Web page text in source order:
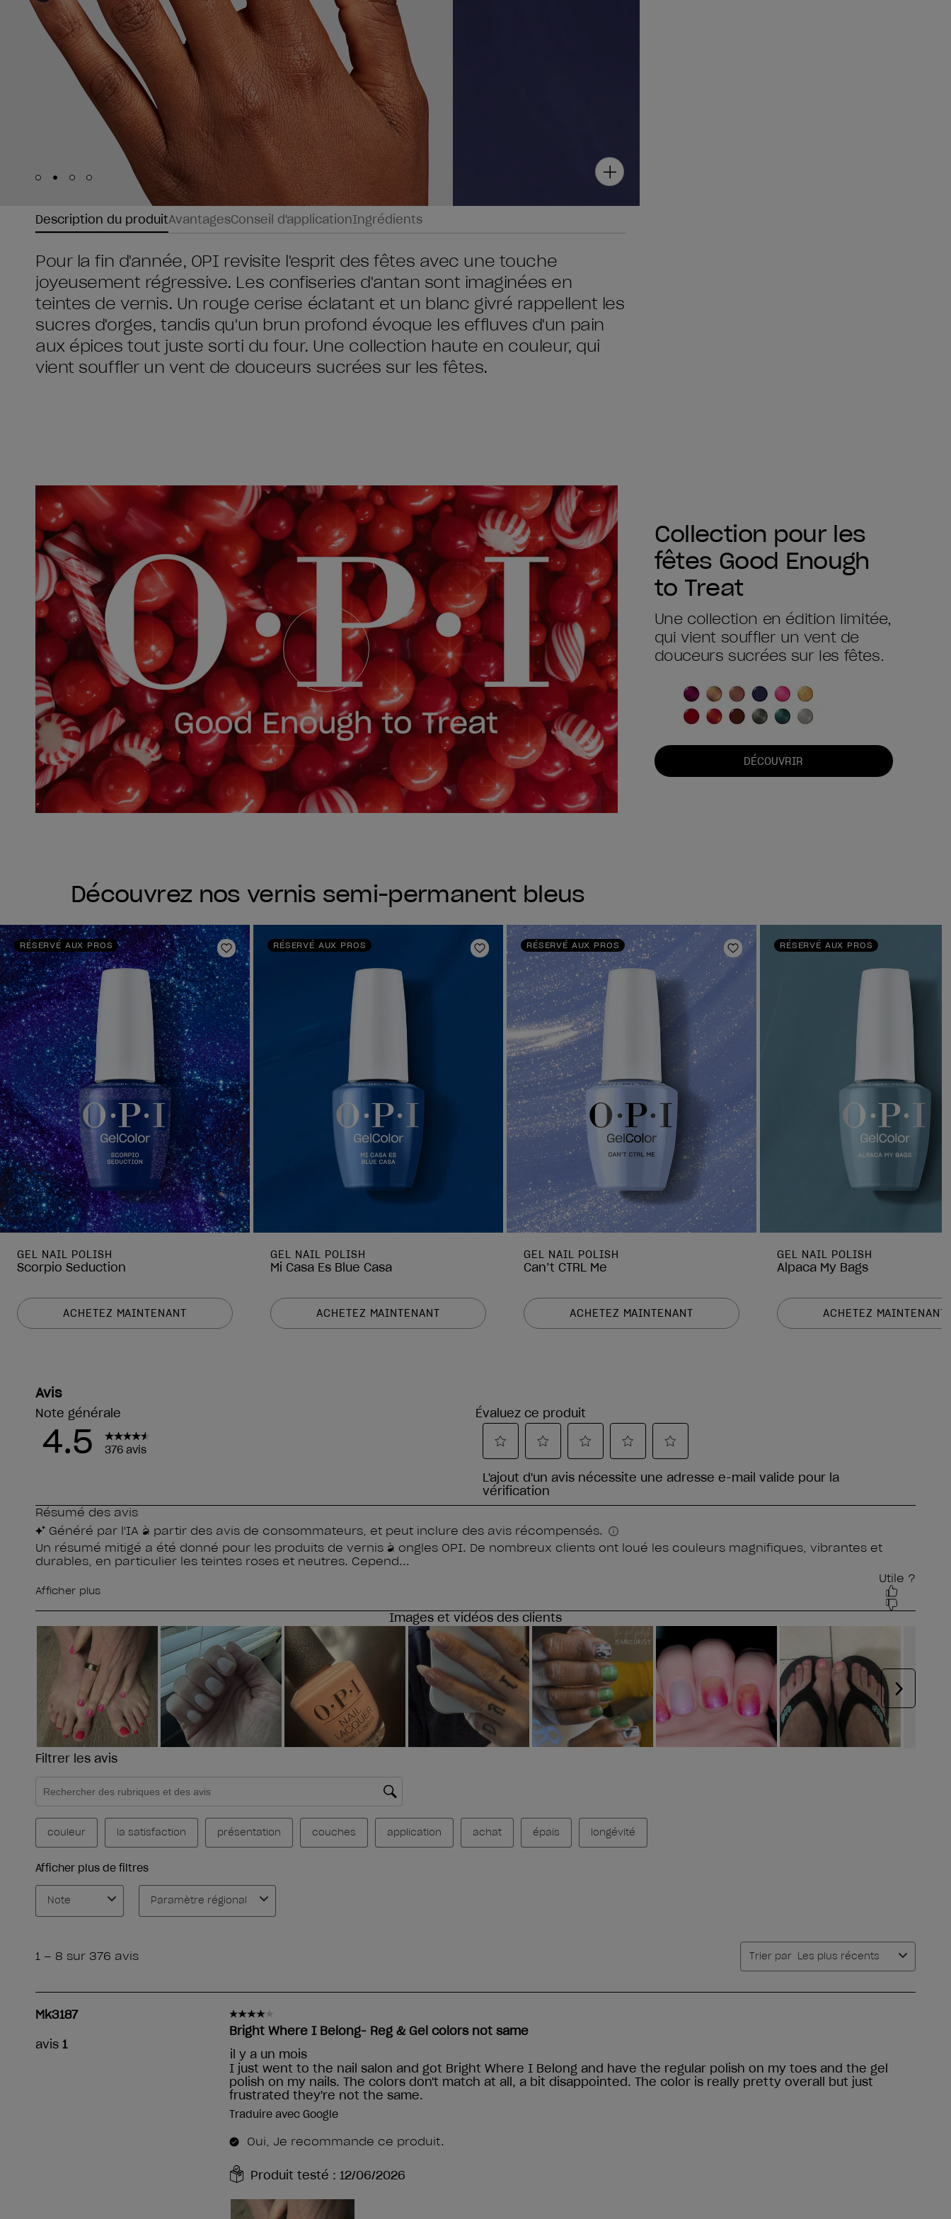
Skip to slide
Skip to slide
Skip to slide
Skip to slide 4
Description du produitAvantagesConseil d'applicationIngrédients
Pour la fin d'année, OPI revisite l'esprit des fêtes avec une touche
joyeusement régressive. Les confiseries d'antan sont imaginées en
teintes de vernis. Un rouge cerise éclatant et un blanc givré rappellent les
sucres d'orges, tandis qu'un brun profond évoque les effluves d'un pain
aux épices tout juste sorti du four. Une collection haute en couleur, qui
vient souffler un vent de douceurs sucrées sur les fêtes.
Collection pour les
fêtes Good Enough
to Treat
Une collection en édition limitée,
qui vient souffler un vent de
douceurs sucrées sur les fêtes.
DÉCOUVRIR
Découvrez nos vernis semi-permanent bleus
RÉSERVÉ AUX PROS
Ajouter aux favoris
GEL NAIL POLISH
Scorpio Seduction
ACHETEZ MAINTENANT
RÉSERVÉ AUX PROS
Ajouter aux favoris
GEL NAIL POLISH
Mi Casa Es Blue Casa
ACHETEZ MAINTENANT
RÉSERVÉ AUX PROS
Ajouter aux favoris
GEL NAIL POLISH
Can’t CTRL Me
ACHETEZ MAINTENANT
RÉSERVÉ AUX PROS
GEL NAIL POLISH
Alpaca My Bags
ACHETEZ MAINTENANT